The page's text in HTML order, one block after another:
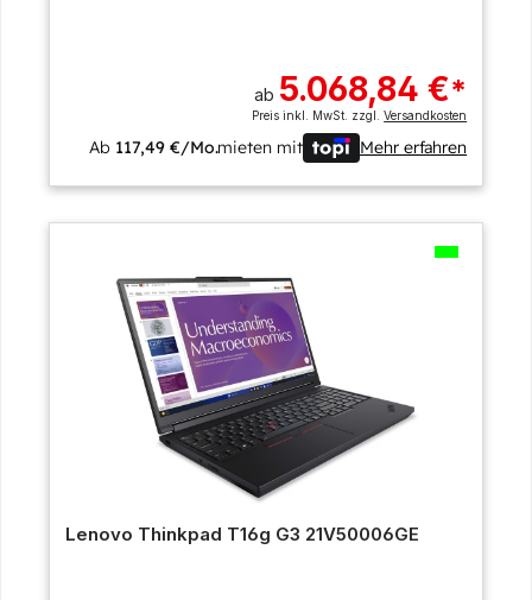
ab 5.068,84 €*
Preis inkl. MwSt. zzgl.Versandkosten
Ab 117,49 €/Mo.mieten mit Mehr erfahren
Lenovo Thinkpad T16g G3 21V50006GE